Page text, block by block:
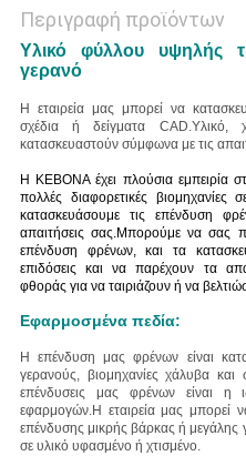
Περιγραφή προϊόντων
Υλικό φύλλου υψηλής
γερανό
Η εταιρεία μας μπορεί να
σχέδια ή δείγματα CAD.Υλικό,
κατασκευαστούν σύμφωνα με τις
Η KEBONA έχει πλούσια εμπειρία
πολλές διαφορετικές
κατασκευάσουμε τις επένδυση
απαιτήσεις σας.Μπορούμε να σας
επένδυση φρένων, και τα
επιδόσεις και να παρέχουν τα
φθοράς για να ταιριάζουν ή να
Εφαρμοσμένα πεδία:
Η επένδυση μας φρένων είναι
γερανούς, βιομηχανίες χάλυβα
επένδυσεις μας φρένων είναι
εφαρμογών.Η εταιρεία μας μπορεί
επένδυσης μικρής βάρκας ή
σε υλικό υφασμένο ή χτισμένο.